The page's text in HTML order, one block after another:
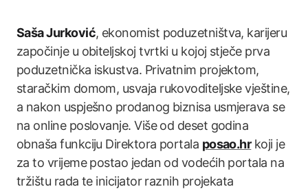
Saša Jurković, ekonomist poduzetništva, karijeru
započinje u obiteljskoj tvrtki u kojoj stječe prva
poduzetnička iskustva. Privatnim projektom,
staračkim domom, usvaja rukovoditeljske vještine,
a nakon uspješno prodanog biznisa usmjerava se
na online poslovanje. Više od deset godina
obnaša funkciju Direktora portala posao.hrkoji je
za to vrijeme postao jedan od vodećih portala na
tržištu rada te inicijator raznih projekata